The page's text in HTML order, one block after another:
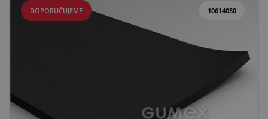
Zlepšení pracovního prostředí
10614050
DOPORUČUJEME